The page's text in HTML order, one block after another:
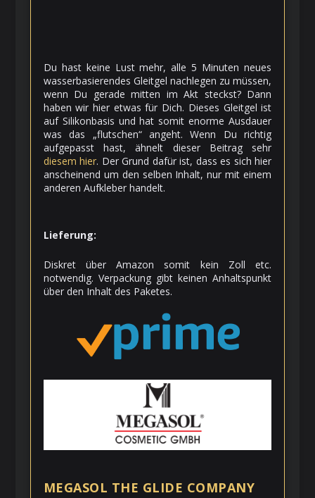
Du hast keine Lust mehr, alle 5 Minuten neues
wasserbasierendes Gleitgel nachlegen zu müssen,
wenn Du gerade mitten im Akt steckst? Dann
haben wir hier etwas für Dich. Dieses Gleitgel ist
auf Silikonbasis und hat somit enorme Ausdauer
was das „flutschen“ angeht. Wenn Du richtig
aufgepasst hast, ähnelt dieser Beitrag sehr
diesem hier. Der Grund dafür ist, dass es sich hier
anscheinend um den selben Inhalt, nur mit einem
anderen Aufkleber handelt.
Lieferung:
Diskret über Amazon somit kein Zoll etc.
notwendig. Verpackung gibt keinen Anhaltspunkt
über den Inhalt des Paketes.
MEGASOL THE GLIDE COMPANY